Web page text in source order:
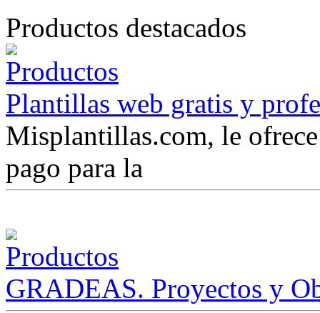
Productos destacados
Plantillas web gratis y
Misplantillas.com, le
pago para la
GRADEAS. Proyectos y